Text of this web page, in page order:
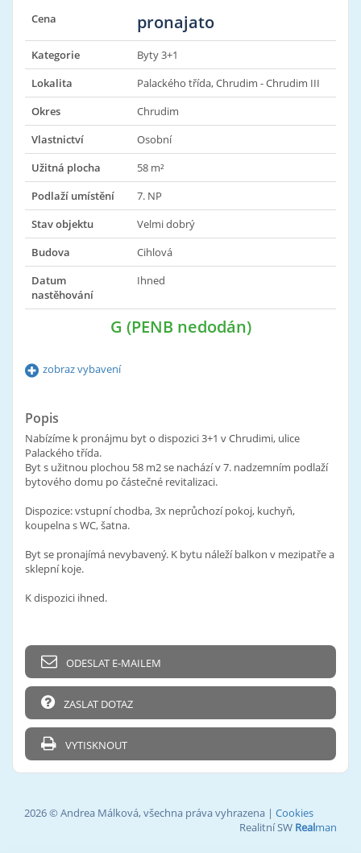
Cena pronajato
Kategorie
Byty 3+1
Lokalita
Palackého třída, Chrudim - Chrudim III
Okres
Chrudim
Vlastnictví
Osobní
Užitná plocha
58 m²
Podlaží umístění
7. NP
Stav objektu
Velmi dobrý
Budova
Cihlová
Datum
nastěhování
Ihned
G (PENB nedodán)
zobraz vybavení
Popis
Nabízíme k pronájmu byt o dispozici 3+1 v Chrudimi, ulice
Palackého třída.
Byt s užitnou plochou 58 m2 se nachází v 7. nadzemním podlaží
bytového domu po částečné revitalizaci.
Dispozice: vstupní chodba, 3x neprůchozí pokoj, kuchyň,
koupelna s WC, šatna.
Byt se pronajímá nevybavený. K bytu náleží balkon v mezipatře a
sklepní koje.
K dispozici ihned.
ODESLAT E-MAILEM
ZASLAT DOTAZ
VYTISKNOUT
2026 © Andrea Málková, všechna práva vyhrazena | Cookies
Realitní SW Realman